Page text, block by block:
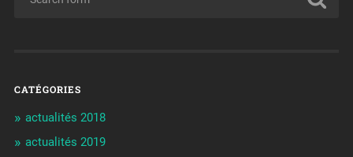
CATÉGORIES
actualités 2018
actualités 2019